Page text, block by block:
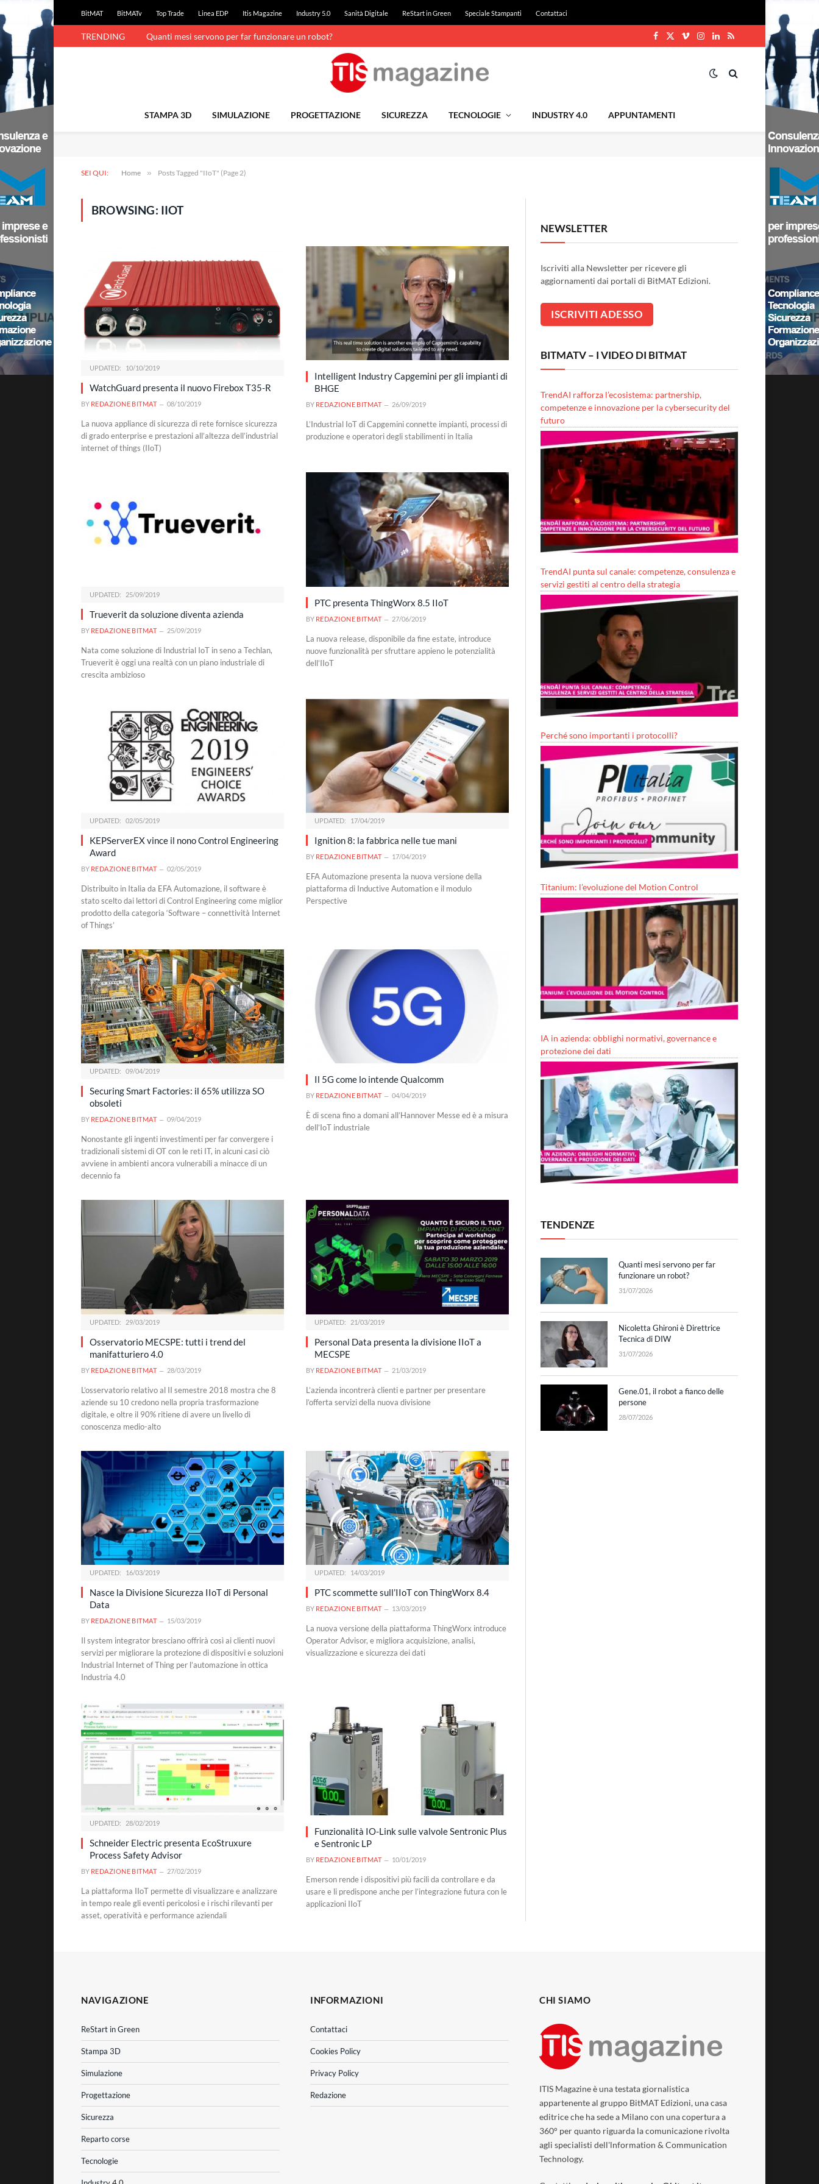
BitMAT BitMATv Top Trade Linea EDP Itis Magazine Industry 5.0 Sanità Digitale ReStart in Green Speciale Stampanti Contattaci
TRENDING Quanti mesi servono per far funzionare un robot?
Facebook
X
VimeoInstagram
LinkedIn
RSS
STAMPA 3D SIMULAZIONE PROGETTAZIONE SICUREZZA TECNOLOGIE INDUSTRY 4.0 APPUNTAMENTI
SEI QUI: Home » Posts Tagged "IIoT" (Page 2)
BROWSING: IIOT
UPDATED: 10/10/2019
WatchGuard presenta il nuovo Firebox T35-R
BY REDAZIONE BITMAT 08/10/2019
La nuova appliance di sicurezza di rete fornisce sicurezza
di grado enterprise e prestazioni all’altezza dell’industrial
internet of things (IIoT)
Intelligent Industry Capgemini per gli impianti di
BHGE
BY REDAZIONE BITMAT 26/09/2019
L’Industrial IoT di Capgemini connette impianti, processi di
produzione e operatori degli stabilimenti in Italia
UPDATED: 25/09/2019
Trueverit da soluzione diventa azienda
BY REDAZIONE BITMAT 25/09/2019
Nata come soluzione di Industrial IoT in seno a Techlan,
Trueverit è oggi una realtà con un piano industriale di
crescita ambizioso
PTC presenta ThingWorx 8.5 IIoT
BY REDAZIONE BITMAT 27/06/2019
La nuova release, disponibile da fine estate, introduce
nuove funzionalità per sfruttare appieno le potenzialità
dell’IIoT
UPDATED: 02/05/2019
KEPServerEX vince il nono Control Engineering
Award
BY REDAZIONE BITMAT 02/05/2019
Distribuito in Italia da EFA Automazione, il software è
stato scelto dai lettori di Control Engineering come miglior
prodotto della categoria ‘Software – connettività Internet
of Things’
UPDATED: 17/04/2019
Ignition 8: la fabbrica nelle tue mani
BY REDAZIONE BITMAT 17/04/2019
EFA Automazione presenta la nuova versione della
piattaforma di Inductive Automation e il modulo
Perspective
UPDATED: 09/04/2019
Securing Smart Factories: il 65% utilizza SO
obsoleti
BY REDAZIONE BITMAT 09/04/2019
Nonostante gli ingenti investimenti per far convergere i
tradizionali sistemi di OT con le reti IT, in alcuni casi ciò
avviene in ambienti ancora vulnerabili a minacce di un
decennio fa
Il 5G come lo intende Qualcomm
BY REDAZIONE BITMAT 04/04/2019
È di scena fino a domani all’Hannover Messe ed è a misura
dell’IoT industriale
UPDATED: 29/03/2019
Osservatorio MECSPE: tutti i trend del
manifatturiero 4.0
BY REDAZIONE BITMAT 28/03/2019
L’osservatorio relativo al II semestre 2018 mostra che 8
aziende su 10 credono nella propria trasformazione
digitale, e oltre il 90% ritiene di avere un livello di
conoscenza medio-alto
UPDATED: 21/03/2019
Personal Data presenta la divisione IIoT a
MECSPE
BY REDAZIONE BITMAT 21/03/2019
L’azienda incontrerà clienti e partner per presentare
l’offerta servizi della nuova divisione
UPDATED: 16/03/2019
Nasce la Divisione Sicurezza IIoT di Personal
Data
BY REDAZIONE BITMAT 15/03/2019
Il system integrator bresciano offrirà così ai clienti nuovi
servizi per migliorare la protezione di dispositivi e soluzioni
Industrial Internet of Thing per l’automazione in ottica
Industria 4.0
UPDATED: 14/03/2019
PTC scommette sull’IIoT con ThingWorx 8.4
BY REDAZIONE BITMAT 13/03/2019
La nuova versione della piattaforma ThingWorx introduce
Operator Advisor, e migliora acquisizione, analisi,
visualizzazione e sicurezza dei dati
UPDATED: 28/02/2019
Schneider Electric presenta EcoStruxure
Process Safety Advisor
BY REDAZIONE BITMAT 27/02/2019
La piattaforma IIoT permette di visualizzare e analizzare
in tempo reale gli eventi pericolosi e i rischi rilevanti per
asset, operatività e performance aziendali
Funzionalità IO-Link sulle valvole Sentronic Plus
e Sentronic LP
BY REDAZIONE BITMAT 10/01/2019
Emerson rende i dispositivi più facili da controllare e da
usare e li predispone anche per l’integrazione futura con le
applicazioni IIoT
NEWSLETTER
Iscriviti alla Newsletter per ricevere gli
aggiornamenti dai portali di BitMAT Edizioni.
BITMATV – I VIDEO DI BITMAT
TrendAI rafforza l’ecosistema: partnership,
competenze e innovazione per la cybersecurity del
futuro
TrendAI punta sul canale: competenze, consulenza e
servizi gestiti al centro della strategia
Perché sono importanti i protocolli?
Titanium: l’evoluzione del Motion Control
IA in azienda: obblighi normativi, governance e
protezione dei dati
TENDENZE
Quanti mesi servono per far
funzionare un robot?
31/07/2026
Nicoletta Ghironi è Direttrice
Tecnica di DIW
31/07/2026
Gene.01, il robot a fianco delle
persone
28/07/2026
NAVIGAZIONE
ReStart in Green
Stampa 3D
Simulazione
Progettazione
Sicurezza
Reparto corse
Tecnologie
INFORMAZIONI
Contattaci
Cookies Policy
Privacy Policy
Redazione
CHI SIAMO
ITIS Magazine è una testata giornalistica
appartenente al gruppo BitMAT Edizioni, una casa
editrice che ha sede a Milano con una copertura a
360° per quanto riguarda la comunicazione rivolta
agli specialisti dell'lnformation & Communication
Technology.